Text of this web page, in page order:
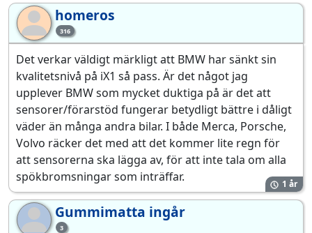
ho 316
homeros
Det verkar väldigt märkligt att BMW har sänkt sin
kvalitetsnivå på iX1 så pass. Är det något jag
upplever BMW som mycket duktiga på är det att
sensorer/förarstöd fungerar betydligt bättre i dåligt
väder än många andra bilar. I både Merca, Porsche,
Volvo räcker det med att det kommer lite regn för
att sensorerna ska lägga av, för att inte tala om alla
spökbromsningar som inträffar.
1 år
Gu 3
Gummimatta ingår